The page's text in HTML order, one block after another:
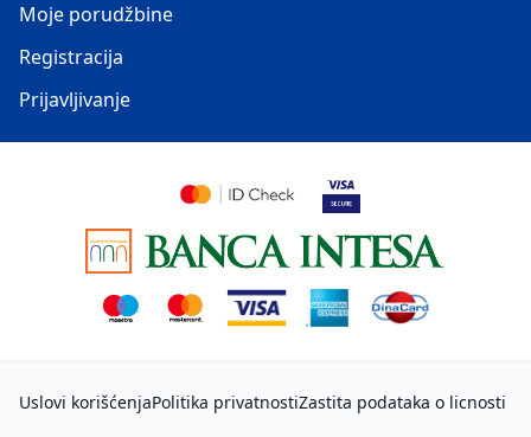
Moje porudžbine
Registracija
Prijavljivanje
Uslovi korišćenjaPolitika privatnostiZastita podataka o licnosti